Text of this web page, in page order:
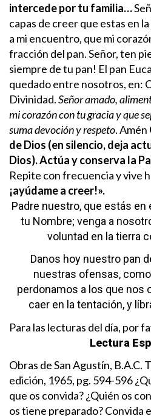
intercede por tu familia…
capas de creer que estas en
a mi encuentro, que mi
fracción del pan.Señor, ten
siempre de tu pan! El pan
quedado entre nosotros, en:
Divinidad.Señor amado,
mi corazón con tu gracia y que
suma devoción y respeto. Amén
de Dios (en silencio, deja
Dios). Actúa y conserva la
Repite con frecuencia y vive
¡ayúdame a creer!».
Padre nuestro, que estás en
tu Nombre; venga a
voluntad en la tierra
Danos hoy nuestro pan
nuestras ofensas,
perdonamos a los que nos
caer en la tentación,y
Para las lecturas del día, por
Lectura
Obras de San Agustín, B.A.C.
edición, 1965, pg. 594-596
que os convida? ¿Quién os
os tiene preparado? Convida